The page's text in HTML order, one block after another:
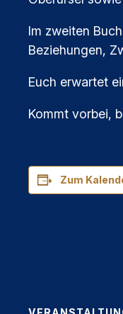
Im zweiten
Beziehungen,
Euch erwartet
Kommt vorbei,
Zum